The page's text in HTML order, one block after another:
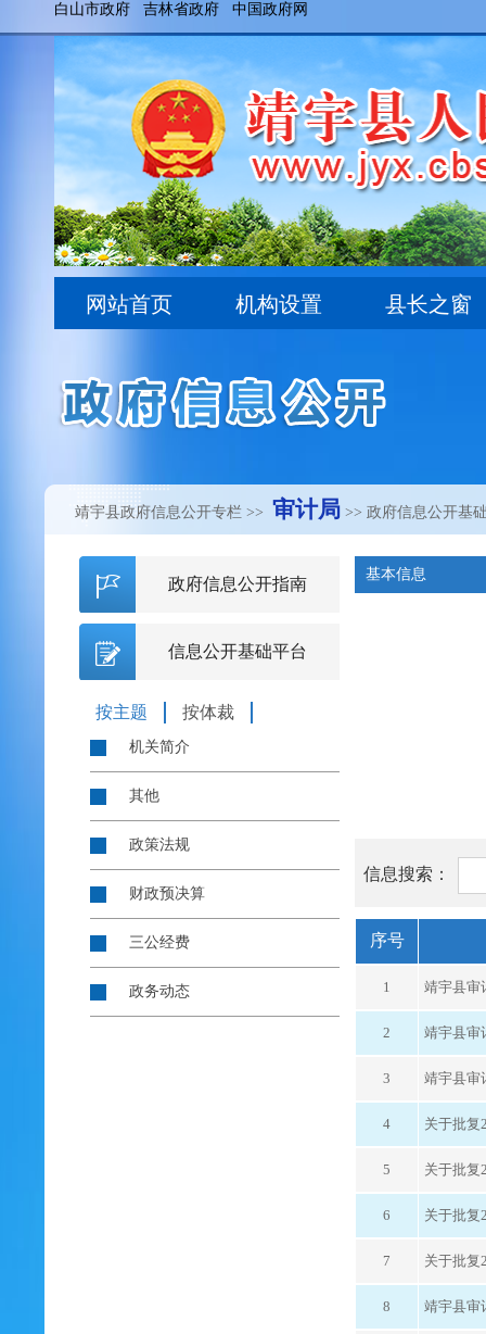
靖宇县政府信息公开专栏 >> 审计局 >> 政府信息公开基
基本信息
信息搜索：
序号
1 靖宇县审
2 靖宇县审
3 靖宇县审
4 关于批复
5 关于批复
6 关于批复
7 关于批复
8 靖宇县审
政府信息公开指南
信息公开基础平台
按主题 按体裁
机关简介
其他
政策法规
财政预决算
三公经费
政务动态